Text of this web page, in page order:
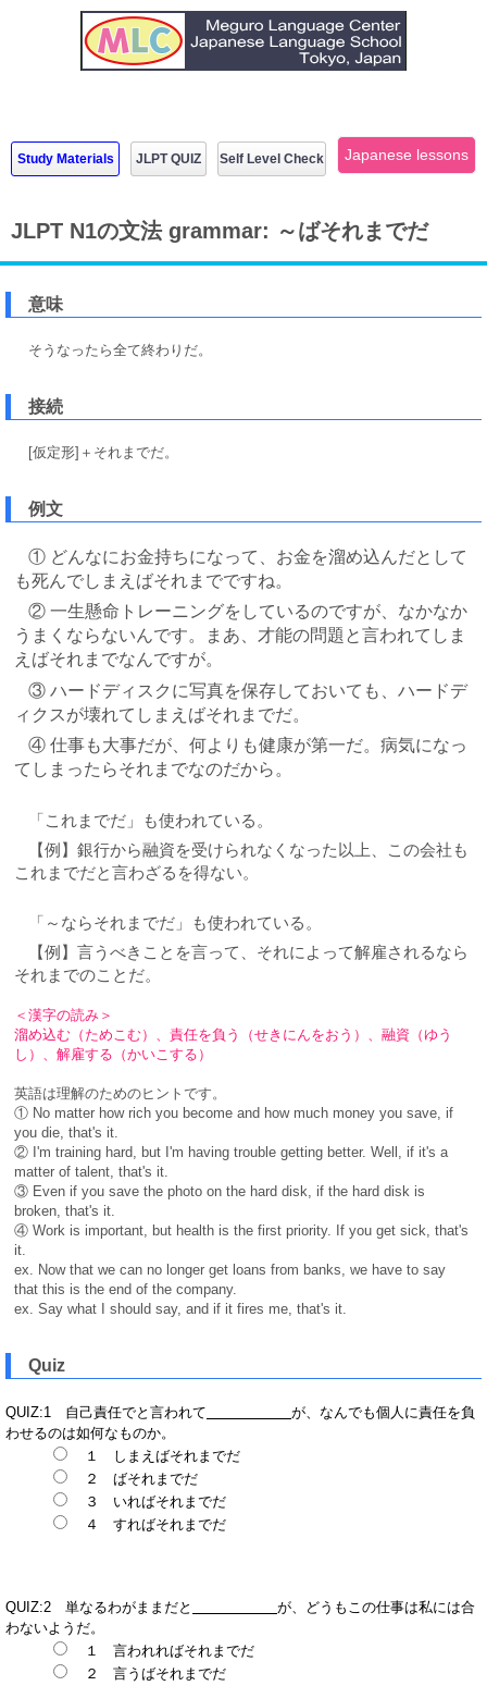
Study Materials JLPT QUIZ Self Level Check Japanese lessons
JLPT N1の文法 grammar: ～ばそれまでだ
意味
そうなったら全て終わりだ。
接続
[仮定形]＋それまでだ。
例文
① どんなにお金持ちになって、お金を溜め込んだとして
も死んでしまえばそれまでですね。
② 一生懸命トレーニングをしているのですが、なかなか
うまくならないんです。まあ、才能の問題と言われてしま
えばそれまでなんですが。
③ ハードディスクに写真を保存しておいても、ハードデ
ィクスが壊れてしまえばそれまでだ。
④ 仕事も大事だが、何よりも健康が第一だ。病気になっ
てしまったらそれまでなのだから。
「これまでだ」も使われている。
【例】銀行から融資を受けられなくなった以上、この会社も
これまでだと言わざるを得ない。
「～ならそれまでだ」も使われている。
【例】言うべきことを言って、それによって解雇されるなら
それまでのことだ。
＜漢字の読み＞
溜め込む（ためこむ）、責任を負う（せきにんをおう）、融資（ゆう
し）、解雇する（かいこする）
英語は理解のためのヒントです。
① No matter how rich you become and how much money you save, if
you die, that's it.
② I'm training hard, but I'm having trouble getting better. Well, if it's a
matter of talent, that's it.
③ Even if you save the photo on the hard disk, if the hard disk is
broken, that's it.
④ Work is important, but health is the first priority. If you get sick, that's
it.
ex. Now that we can no longer get loans from banks, we have to say
that this is the end of the company.
ex. Say what I should say, and if it fires me, that's it.
Quiz
QUIZ:1 自己責任でと言われて
が、なんでも個人に責任を負
わせるのは如何なものか。
１ しまえばそれまでだ
２ ばそれまでだ
３ いればそれまでだ
４ すればそれまでだ
QUIZ:2 単なるわがままだと
が、どうもこの仕事は私には合
わないようだ。
１ 言われればそれまでだ
２ 言うばそれまでだ